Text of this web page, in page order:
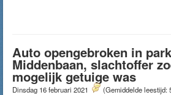
Auto opengebroken in
Middenbaan, slachtoffer
mogelijk getuige was
Dinsdag 16 februari 2021 (Gemiddelde leestijd: